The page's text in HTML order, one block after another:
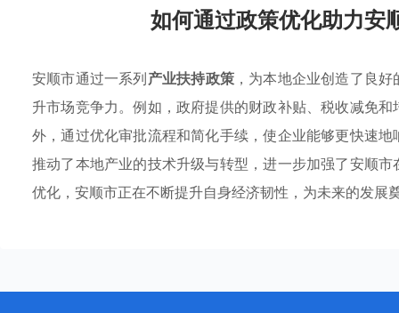
如何通过政策优化助力安
安顺市通过一系列产业扶持政策，为本地企业创造了良
升市场竞争力。例如，政府提供的财政补贴、税收减免
外，通过优化审批流程和简化手续，使企业能够更快速
推动了本地产业的技术升级与转型，进一步加强了安顺
优化，安顺市正在不断提升自身经济韧性，为未来的发展